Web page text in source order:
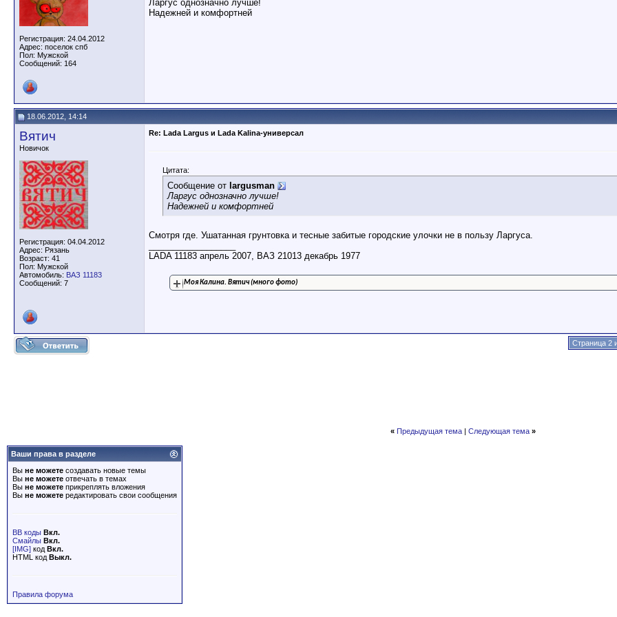
Регистрация: 24.04.2012
Адрес: поселок спб
Пол: Мужской
Сообщений: 164
Ларгус однозначно лучше!
Надежней и комфортней
18.06.2012, 14:14
Вятич
Новичок
Регистрация: 04.04.2012
Адрес: Рязань
Возраст: 41
Пол: Мужской
Автомобиль: ВАЗ 11183
Сообщений: 7
Re: Lada Largus и Lada Kalina-универсал
Цитата:
Сообщение от largusman
Ларгус однозначно лучше!
Надежней и комфортней
Смотря где. Ушатанная грунтовка и тесные забитые городские улочки не в пользу Ларгуса.
LADA 11183 апрель 2007, ВАЗ 21013 декабрь 1977
Моя Калина. Вятич (много фото)
Страница 2
« Предыдущая тема| Следующая тема »
Ваши права в разделе
Вы не можете создавать новые темы
Вы не можете отвечать в темах
Вы не можете прикреплять вложения
Вы не можете редактировать свои сообщения
BB коды Вкл.
Смайлы Вкл.
[IMG] код Вкл.
HTML код Выкл.
Правила форума